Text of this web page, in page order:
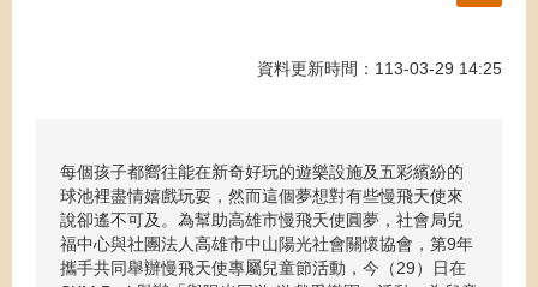
資料更新時間：113-03-29 14:25
每個孩子都嚮往能在新奇好玩的遊樂設施及五彩繽紛的
球池裡盡情嬉戲玩耍，然而這個夢想對有些慢飛天使來
說卻遙不可及。為幫助高雄市慢飛天使圓夢，社會局兒
福中心與社團法人高雄市中山陽光社會關懷協會，第9年
攜手共同舉辦慢飛天使專屬兒童節活動，今（29）日在